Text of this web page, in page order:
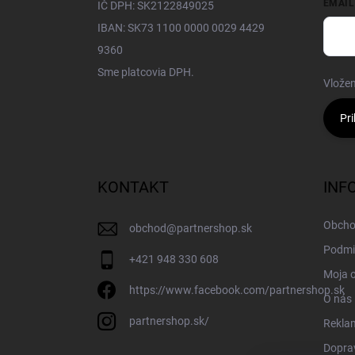
IČ DPH: SK2122849025
IBAN: SK73 1100 0000 0029 4429
9360
Sme platcovia DPH.
EMAIL
KONTAKT
obchod@partnershop.sk
+421 948 330 608
https://www.facebook.com/partnershop.sk
partnershop.sk/
Moja
O nás